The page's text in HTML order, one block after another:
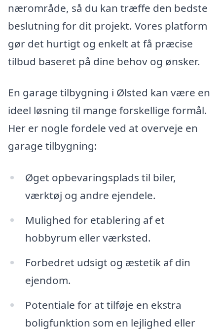
nærområde, så du kan træffe den bedste
beslutning for dit projekt. Vores platform
gør det hurtigt og enkelt at få præcise
tilbud baseret på dine behov og ønsker.
En garage tilbygning i Ølsted kan være en
ideel løsning til mange forskellige formål.
Her er nogle fordele ved at overveje en
garage tilbygning:
Øget opbevaringsplads til biler,
værktøj og andre ejendele.
Mulighed for etablering af et
hobbyrum eller værksted.
Forbedret udsigt og æstetik af din
ejendom.
Potentiale for at tilføje en ekstra
boligfunktion som en lejlighed eller